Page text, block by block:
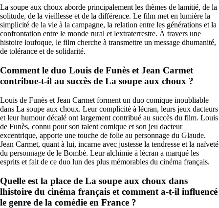
La soupe aux choux aborde principalement les thèmes de lamitié, de la
solitude, de la vieillesse et de la différence. Le film met en lumière la
simplicité de la vie à la campagne, la relation entre les générations et la
confrontation entre le monde rural et lextraterrestre. À travers une
histoire loufoque, le film cherche à transmettre un message dhumanité,
de tolérance et de solidarité.
Comment le duo Louis de Funès et Jean Carmet
contribue-t-il au succès de La soupe aux choux ?
Louis de Funès et Jean Carmet forment un duo comique inoubliable
dans La soupe aux choux. Leur complicité à lécran, leurs jeux dacteurs
et leur humour décalé ont largement contribué au succès du film. Louis
de Funès, connu pour son talent comique et son jeu dacteur
excentrique, apporte une touche de folie au personnage du Glaude.
Jean Carmet, quant à lui, incarne avec justesse la tendresse et la naïveté
du personnage de le Bombé. Leur alchimie à lécran a marqué les
esprits et fait de ce duo lun des plus mémorables du cinéma français.
Quelle est la place de La soupe aux choux dans
lhistoire du cinéma français et comment a-t-il influencé
le genre de la comédie en France ?